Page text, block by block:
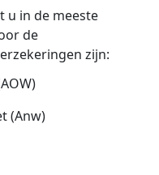
u in de meeste
de
zijn:
(Anw)